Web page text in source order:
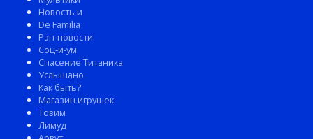
Новость и
De Familia
Рэп-новости
Соц-и-ум
Спасение Титаника
Услышано
Как быть?
Магазин игрушек
Товим
Лимуд